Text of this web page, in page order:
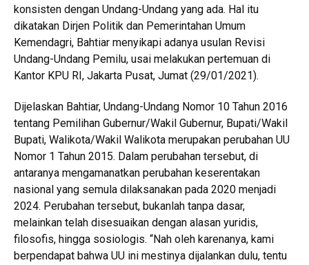
konsisten dengan Undang-Undang yang ada. Hal itu
dikatakan Dirjen Politik dan Pemerintahan Umum
Kemendagri, Bahtiar menyikapi adanya usulan Revisi
Undang-Undang Pemilu, usai melakukan pertemuan di
Kantor KPU RI, Jakarta Pusat, Jumat (29/01/2021).
Dijelaskan Bahtiar, Undang-Undang Nomor 10 Tahun 2016
tentang Pemilihan Gubernur/Wakil Gubernur, Bupati/Wakil
Bupati, Walikota/Wakil Walikota merupakan perubahan UU
Nomor 1 Tahun 2015. Dalam perubahan tersebut, di
antaranya mengamanatkan perubahan keserentakan
nasional yang semula dilaksanakan pada 2020 menjadi
2024. Perubahan tersebut, bukanlah tanpa dasar,
melainkan telah disesuaikan dengan alasan yuridis,
filosofis, hingga sosiologis. “Nah oleh karenanya, kami
berpendapat bahwa UU ini mestinya dijalankan dulu, tentu